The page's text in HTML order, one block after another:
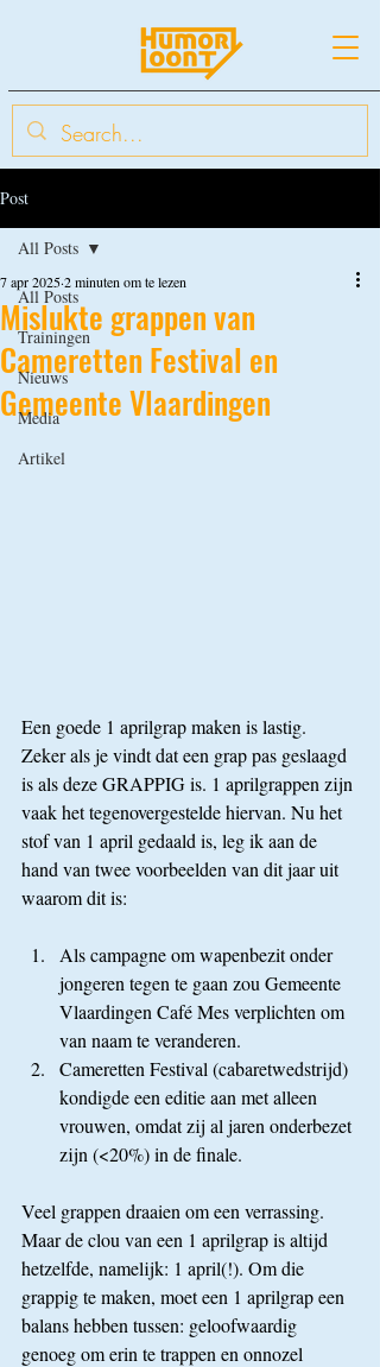
Post
All Posts
Trainingen
Nieuws
Media
Artikel
All Posts
Mislukte grappen van
Cameretten Festival en
Gemeente Vlaardingen
7 apr 20252 minuten om te lezen
Een goede 1 aprilgrap maken is lastig.
Zeker als je vindt dat een grap pas geslaagd
is als deze GRAPPIG is. 1 aprilgrappen zijn
vaak het tegenovergestelde hiervan. Nu het
stof van 1 april gedaald is, leg ik aan de
hand van twee voorbeelden van dit jaar uit
waarom dit is:
Als campagne om wapenbezit onder
jongeren tegen te gaan zou Gemeente
Vlaardingen Café Mes verplichten om
van naam te veranderen.
Cameretten Festival (cabaretwedstrijd)
kondigde een editie aan met alleen
vrouwen, omdat zij al jaren onderbezet
zijn (<20%) in de finale.
Veel grappen draaien om een verrassing.
Maar de clou van een 1 aprilgrap is altijd
hetzelfde, namelijk: 1 april(!). Om die
grappig te maken, moet een 1 aprilgrap een
balans hebben tussen: geloofwaardig
genoeg om erin te trappen en onnozel